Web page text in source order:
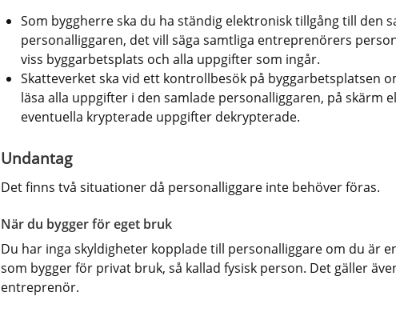
Som byggherre ska du ha ständig elektronisk tillgång till den
personalliggaren, det vill säga samtliga entreprenörers
viss byggarbetsplats och alla uppgifter som ingår.
Skatteverket ska vid ett kontrollbesök på byggarbetsplatsen
läsa alla uppgifter i den samlade personalliggaren, på skärm
eventuella krypterade uppgifter dekrypterade.
Undantag
Det finns två situationer då personalliggare inte behöver föras.
När du bygger för eget bruk
Du har inga skyldigheter kopplade till personalliggare om du är
som bygger för privat bruk, så kallad fysisk person. Det gäller
entreprenör.